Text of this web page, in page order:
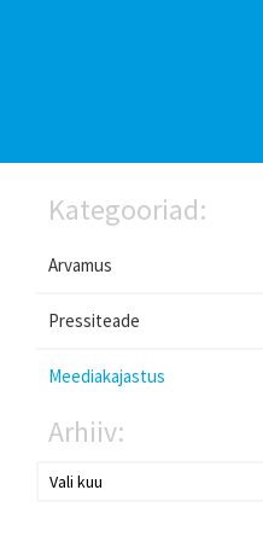
Kategooriad:
Arvamus
Pressiteade
Meediakajastus
Arhiiv: